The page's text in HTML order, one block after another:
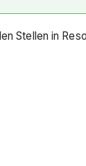
Stellen in